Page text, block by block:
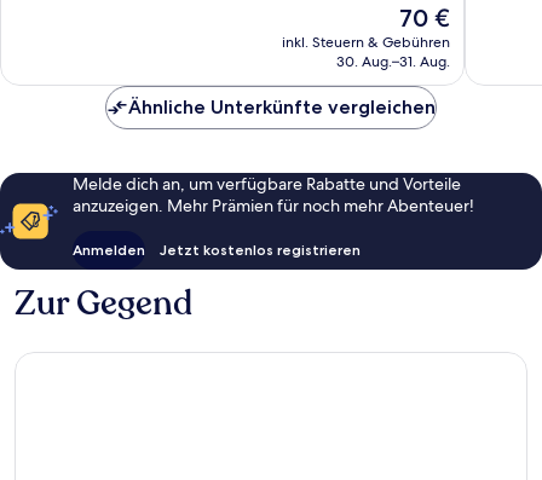
Der
Preis
beträgt
70 €
inkl. Steuern & Gebühren
30. Aug.–31. Aug.
Ähnliche Unterkünfte vergleichen
Melde dich an, um verfügbare Rabatte und Vorteile
anzuzeigen. Mehr Prämien für noch mehr Abenteuer!
Anmelden Jetzt kostenlos registrieren
Zur Gegend